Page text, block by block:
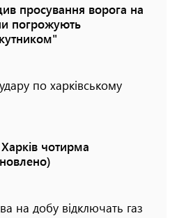
просування ворога на
погрожують
по харківському
чотирма
на добу відключать газ